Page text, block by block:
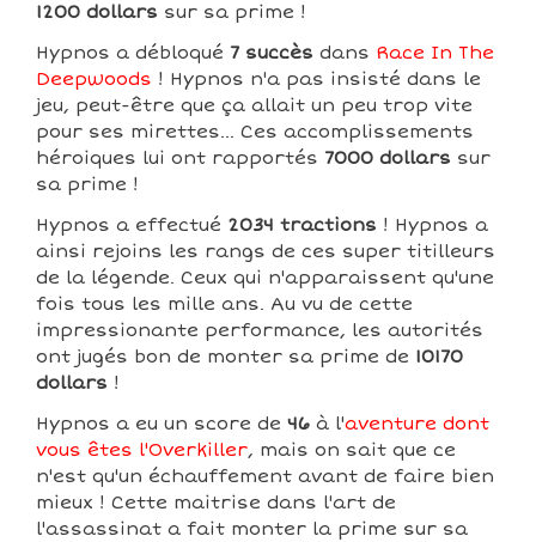
1200 dollars sur sa prime !
Hypnos a débloqué 7 succès dans Race In The
Deepwoods ! Hypnos n'a pas insisté dans le
jeu, peut-être que ça allait un peu trop vite
pour ses mirettes... Ces accomplissements
héroiques lui ont rapportés 7000 dollars sur
sa prime !
Hypnos a effectué 2034 tractions ! Hypnos a
ainsi rejoins les rangs de ces super titilleurs
de la légende. Ceux qui n'apparaissent qu'une
fois tous les mille ans. Au vu de cette
impressionante performance, les autorités
ont jugés bon de monter sa prime de 10170
dollars !
Hypnos a eu un score de 46 à l'aventure dont
vous êtes l'Overkiller, mais on sait que ce
n'est qu'un échauffement avant de faire bien
mieux ! Cette maitrise dans l'art de
l'assassinat a fait monter la prime sur sa